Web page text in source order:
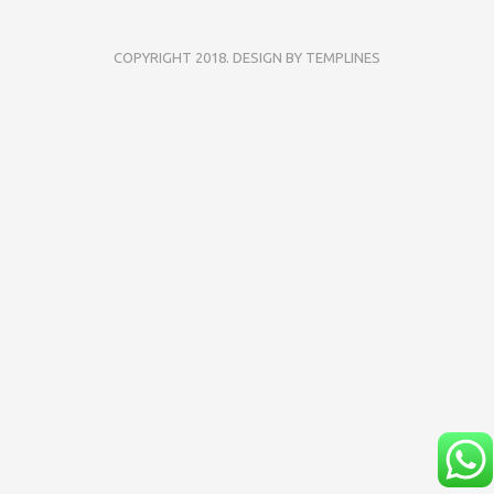
COPYRIGHT 2018. DESIGN BY TEMPLINES